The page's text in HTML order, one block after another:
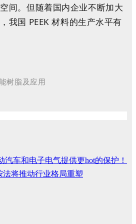
间。但随着国内企业不断加大
我国 PEEK 材料的生产水平有
树脂及应用
车和电子电气提供更hot的保护！
法将推动行业格局重塑